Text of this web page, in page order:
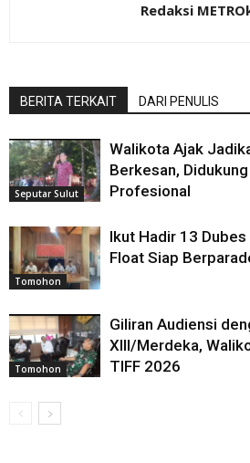
Redaksi
BERITA TERKAIT DARI PENULIS
Seputar Sulut
Walikota Ajak
Berkesan,
Profesional
Tomohon
Ikut Hadir 13
Float Siap
Tomohon
Giliran Audiensi
XIII/Merdeka,
TIFF 2026